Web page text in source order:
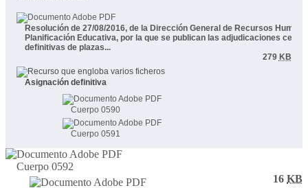
Resolución de 27/08/2016, de la Dirección General de Recursos
Planificación Educativa, por la que se publican las adjudicaciones
definitivas de plazas...
279 KB
Asignación definitiva
Cuerpo 0590
Cuerpo 0591
Cuerpo 0592
16 KB